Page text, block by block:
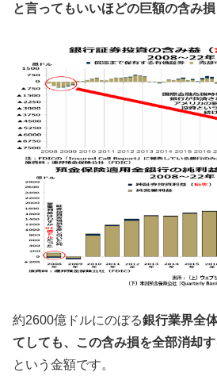
と言ってもいいほどの巨額の含み損
約2600億ドルにのぼる銀行業界全
てしても、この含み損を全部消却
という金額です。